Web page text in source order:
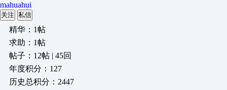
mahuahui
关注 私信
精华：1帖
求助：1帖
帖子：12帖 | 45回
年度积分：127
历史总积分：2447